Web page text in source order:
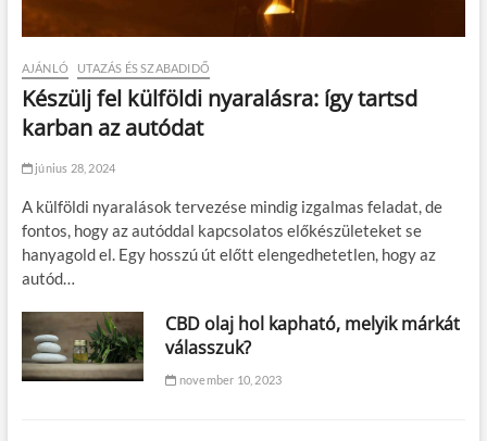
AJÁNLÓ UTAZÁS ÉS SZABADIDŐ
Készülj fel külföldi nyaralásra: így tartsd
karban az autódat
június 28, 2024
A külföldi nyaralások tervezése mindig izgalmas feladat, de
fontos, hogy az autóddal kapcsolatos előkészületeket se
hanyagold el. Egy hosszú út előtt elengedhetetlen, hogy az
autód…
CBD olaj hol kapható, melyik márkát
válasszuk?
november 10, 2023